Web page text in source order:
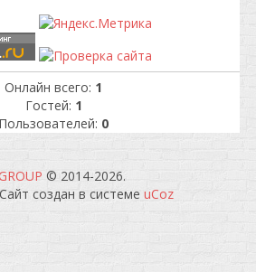
Онлайн всего: 1
Гостей: 1
Пользователей: 0
© 2014-2026.
Сайт создан в системе uCoz